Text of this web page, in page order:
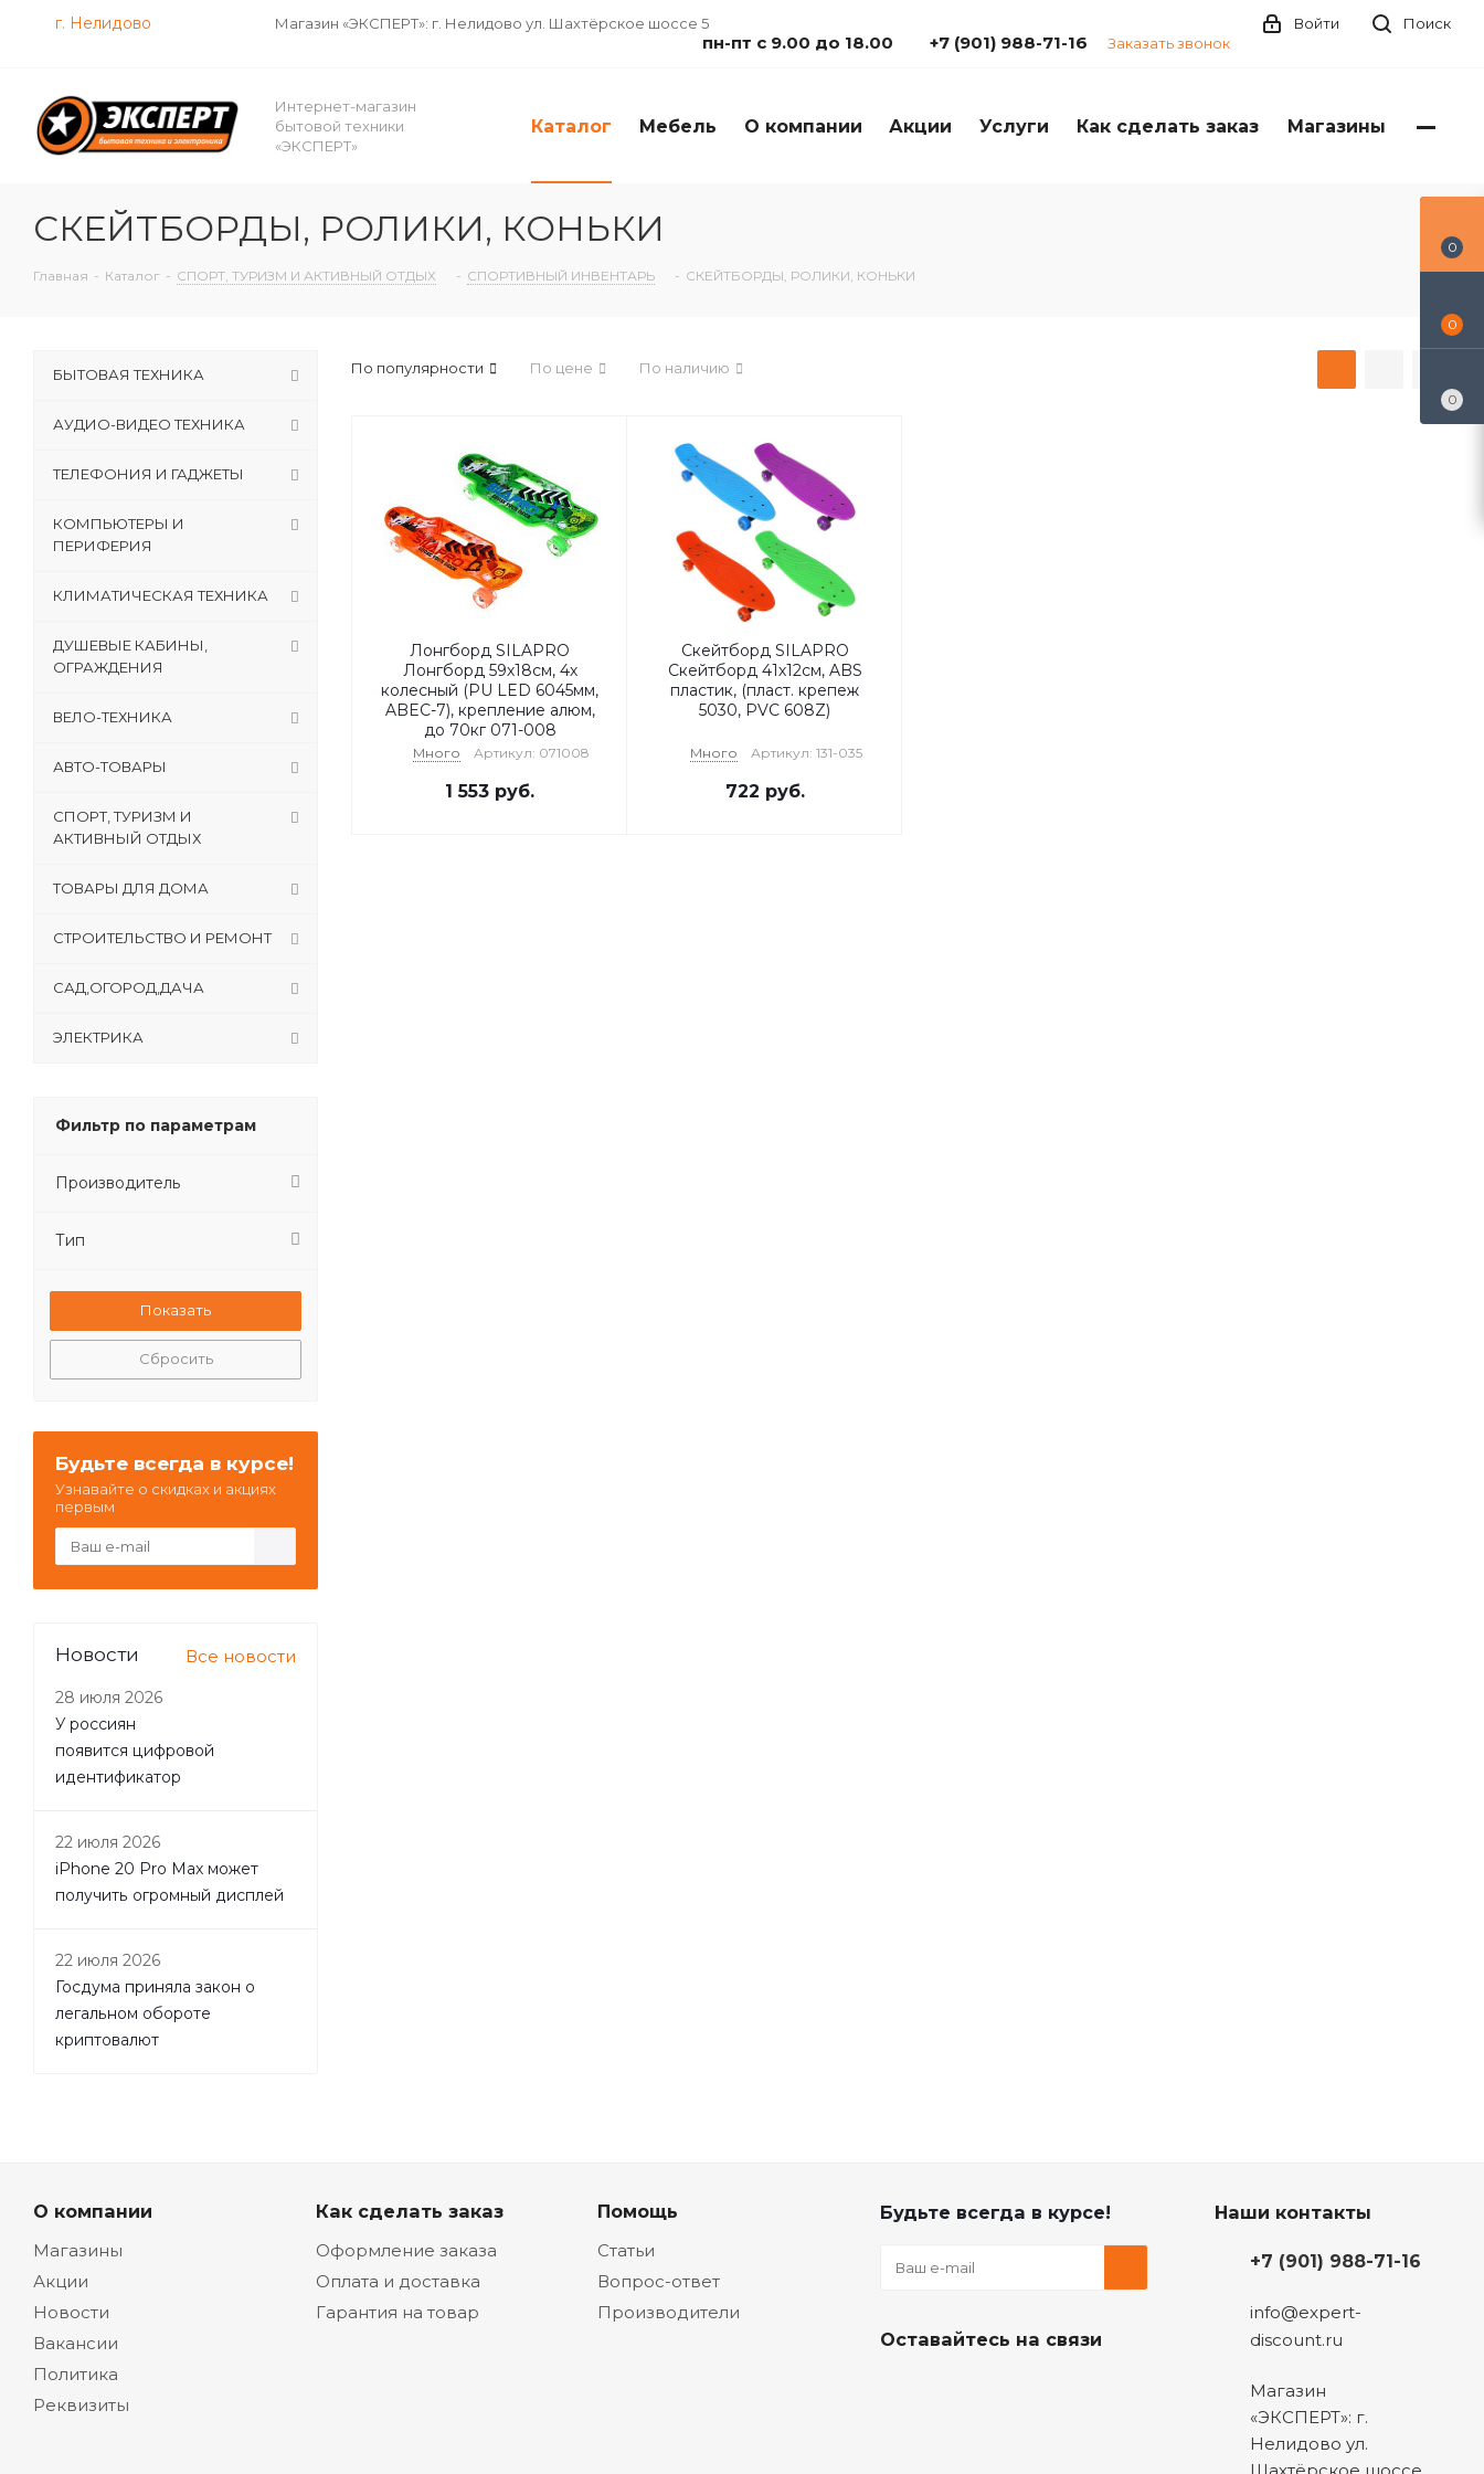
г. Нелидово Магазин «ЭКСПЕРТ»: г. Нелидово ул. Шахтёрское шоссе 5 Поиск
Войти
пн-пт с 9.00 до 18.00 +7 (901) 988-71-16 Заказать звонок
Интернет-магазин
бытовой техники
«ЭКСПЕРТ»
Каталог Мебель О компании Акции Услуги Как сделать заказ Магазины
СКЕЙТБОРДЫ, РОЛИКИ, КОНЬКИ
Главная - Каталог - СПОРТ, ТУРИЗМ И АКТИВНЫЙ ОТДЫХ - СПОРТИВНЫЙ ИНВЕНТАРЬ - СКЕЙТБОРДЫ, РОЛИКИ, КОНЬКИ
По популярности По цене По наличию
Лонгборд SILAPRO
Лонгборд 59х18см, 4х
колесный (PU LED 6045мм,
ABEC-7), крепление алюм,
до 70кг 071-008
Много Артикул: 071008
1 553 руб.
Скейтборд SILAPRO
Скейтборд 41х12см, ABS
пластик, (пласт. крепеж
5030, PVC 608Z)
Много Артикул: 131-035
722 руб.
БЫТОВАЯ ТЕХНИКА
АУДИО-ВИДЕО ТЕХНИКА
ТЕЛЕФОНИЯ И ГАДЖЕТЫ
КОМПЬЮТЕРЫ И
ПЕРИФЕРИЯ
КЛИМАТИЧЕСКАЯ ТЕХНИКА
ДУШЕВЫЕ КАБИНЫ,
ОГРАЖДЕНИЯ
ВЕЛО-ТЕХНИКА
АВТО-ТОВАРЫ
СПОРТ, ТУРИЗМ И
АКТИВНЫЙ ОТДЫХ
ТОВАРЫ ДЛЯ ДОМА
СТРОИТЕЛЬСТВО И РЕМОНТ
САД,ОГОРОД,ДАЧА
ЭЛЕКТРИКА
Фильтр по параметрам
Производитель
Тип
Сбросить
Будьте всегда в курсе!
Узнавайте о скидках и акциях
первым
Новости Все новости
28 июля 2026
У россиян
появится цифровой
идентификатор
22 июля 2026
iPhone 20 Pro Max может
получить огромный дисплей
22 июля 2026
Госдума приняла закон о
легальном обороте
криптовалют
О компании
Магазины
Акции
Новости
Вакансии
Политика
Реквизиты
Как сделать заказ
Оформление заказа
Оплата и доставка
Гарантия на товар
Помощь
Статьи
Вопрос-ответ
Производители
Будьте всегда в курсе!
Оставайтесь на связи
Наши контакты
+7 (901) 988-71-16
info@expert-
discount.ru
Магазин
«ЭКСПЕРТ»: г.
Нелидово ул.
0
0
0